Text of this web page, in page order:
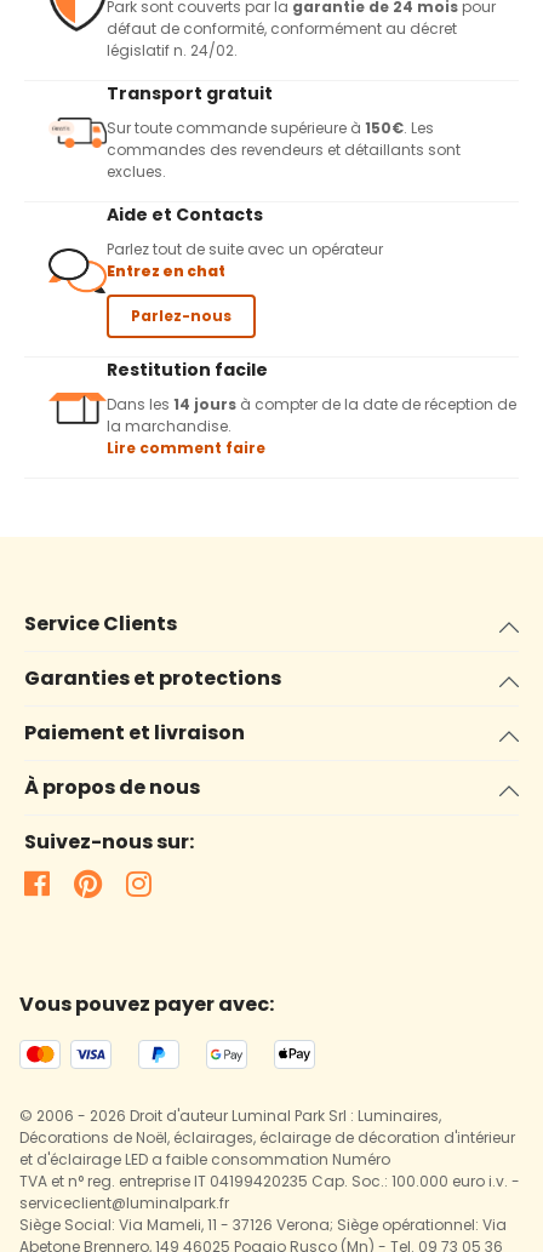
Park sont couverts par la garantie de 24 mois pour
défaut de conformité, conformément au décret
législatif n. 24/02.
Transport gratuit
Sur toute commande supérieure à 150€. Les
commandes des revendeurs et détaillants sont
exclues.
Aide et Contacts
Parlez tout de suite avec un opérateur
Entrez en chat
Parlez-nous
Restitution facile
Dans les 14 jours à compter de la date de réception de
la marchandise.
Lire comment faire
Service Clients
Garanties et protections
Paiement et livraison
À propos de nous
Suivez-nous sur:
Vous pouvez payer avec:
© 2006 - 2026 Droit d'auteur Luminal Park Srl : Luminaires,
Décorations de Noël, éclairages, éclairage de décoration d'intérieur
et d'éclairage LED a faible consommation Numéro
TVA et n° reg. entreprise IT 04199420235 Cap. Soc.: 100.000 euro i.v. -
serviceclient@luminalpark.fr
Siège Social: Via Mameli, 11 - 37126 Verona; Siège opérationnel: Via
Abetone Brennero, 149 46025 Poggio Rusco (Mn) - Tel. 09 73 05 36